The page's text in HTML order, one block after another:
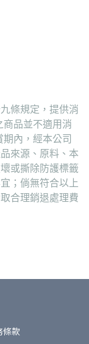
條規定，提供消
商品並不適用消
內，經本公司
來源、原料、本
或撕除防護標籤
；倘無符合以上
合理銷退處理費
條款